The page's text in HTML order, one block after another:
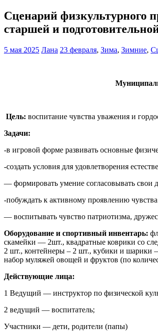
Сценарий физкультурного
старшей и
5 мая 2025 Лана 23 февраля, Зима, Зимние,
Цель: воспитание чувства уважения и
Задачи:
-в игровой форме развивать основные
-создать условия для удовлетворения
— формировать умение согласовывать свои
-побуждать к активному проявлению
— воспитывать чувство патриотизма,
Оборудование и спортивный инвентарь:
скамейки — 2шт., квадратные коврики со
2 шт., контейнеры – 2 шт., кубики и шарики
набор муляжей овощей и фруктов (по
Действующие лица:
1 Ведущий — инструктор по физической
2 ведущий — воспитатель;
Участники — дети, родители (папы)